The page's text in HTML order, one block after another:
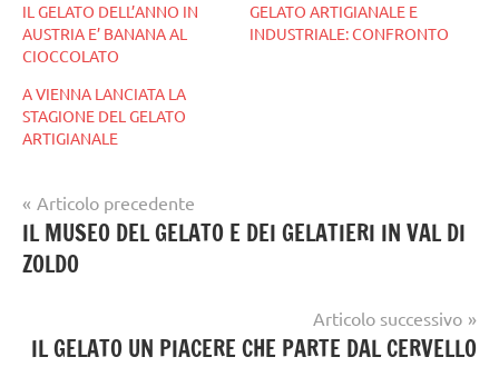
IL GELATO DELL’ANNO IN
AUSTRIA E’ BANANA AL
CIOCCOLATO
GELATO ARTIGIANALE E
INDUSTRIALE: CONFRONTO
A VIENNA LANCIATA LA
STAGIONE DEL GELATO
ARTIGIANALE
Gelaterie,
gelato,
gelato
gelato
artigianale
Navigazione
articoli
Articolo precedente
IL MUSEO DEL GELATO E DEI GELATIERI IN VAL DI
ZOLDO
Articolo successivo
IL GELATO UN PIACERE CHE PARTE DAL CERVELLO